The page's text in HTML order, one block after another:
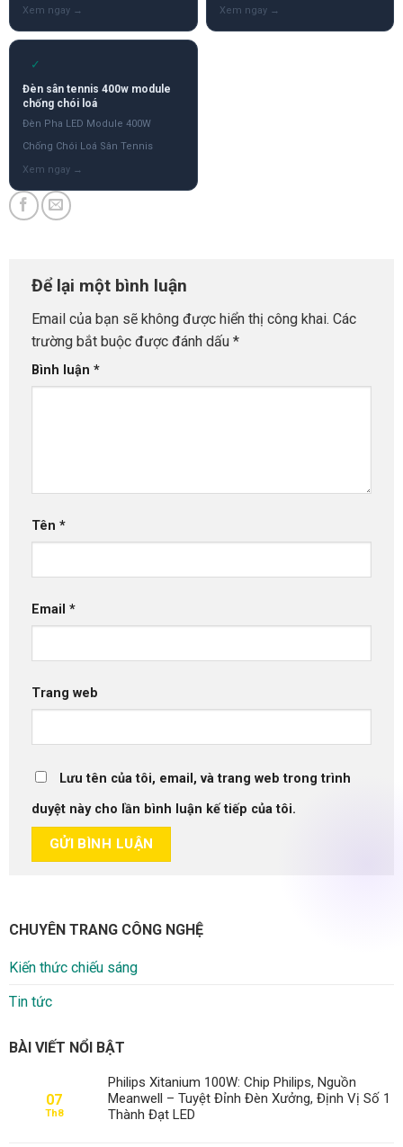
✓
Đèn sân tennis 400w module
chống chói loá
Đèn Pha LED Module 400W
Chống Chói Loá Sân Tennis
Để lại một bình luận
Email của bạn sẽ không được hiển thị công khai. Các
trường bắt buộc được đánh dấu *
Bình luận *
Tên *
Email *
Trang web
Lưu tên của tôi, email, và trang web trong trình
duyệt này cho lần bình luận kế tiếp của tôi.
CHUYÊN TRANG CÔNG NGHỆ
Kiến thức chiếu sáng
Tin tức
BÀI VIẾT NỔI BẬT
07
Th8
Philips Xitanium 100W: Chip Philips, Nguồn
Meanwell – Tuyệt Đỉnh Đèn Xưởng, Định Vị Số 1
Thành Đạt LED